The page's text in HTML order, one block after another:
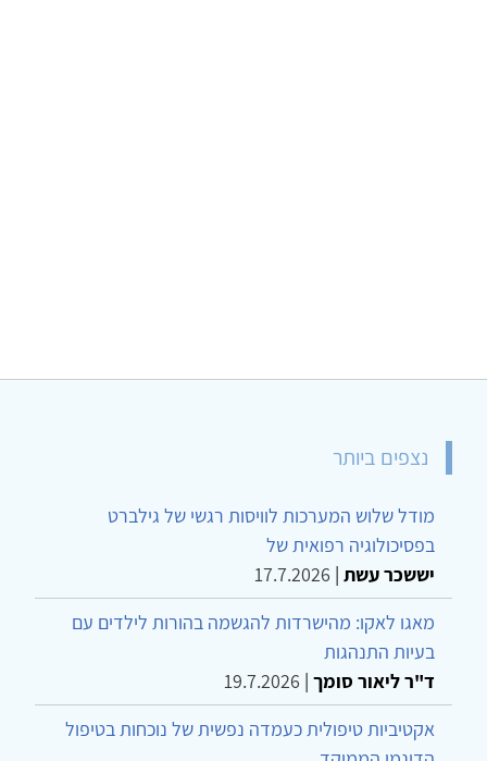
נצפים ביותר
מודל שלוש המערכות לוויסות רגשי של גילברט
בפסיכולוגיה רפואית של
יששכר עשת |
17.7.2026
מאגו לאקו: מהישרדות להגשמה בהורות לילדים עם
בעיות התנהגות
ד"ר ליאור סומך |
19.7.2026
אקטיביות טיפולית כעמדה נפשית של נוכחות בטיפול